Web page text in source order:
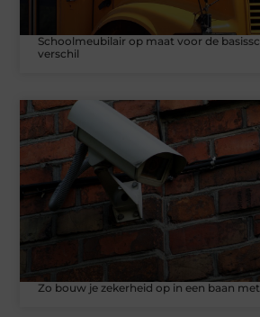
Schoolmeubilair op maat voor de
verschil
Zo bouw je zekerheid op in een baan